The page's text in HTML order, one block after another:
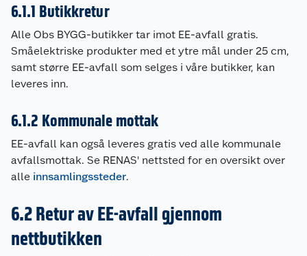
6.1.1 Butikkretur
Alle Obs BYGG-butikker tar imot EE-avfall gratis.
Småelektriske produkter med et ytre mål under 25 cm,
samt større EE-avfall som selges i våre butikker, kan
leveres inn.
6.1.2 Kommunale mottak
EE-avfall kan også leveres gratis ved alle kommunale
avfallsmottak. Se RENAS' nettsted for en oversikt over
alle innsamlingssteder.
6.2 Retur av EE-avfall gjennom
nettbutikken